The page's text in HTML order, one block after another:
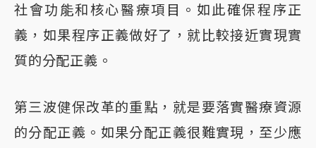
社會功能和核心醫療項目。如此確保程序正
義，如果程序正義做好了，就比較接近實現實
質的分配正義。
第三波健保改革的重點，就是要落實醫療資源
的分配正義。如果分配正義很難實現，至少應